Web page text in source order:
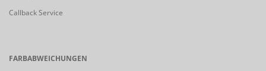
Callback Service
FARBABWEICHUNGEN